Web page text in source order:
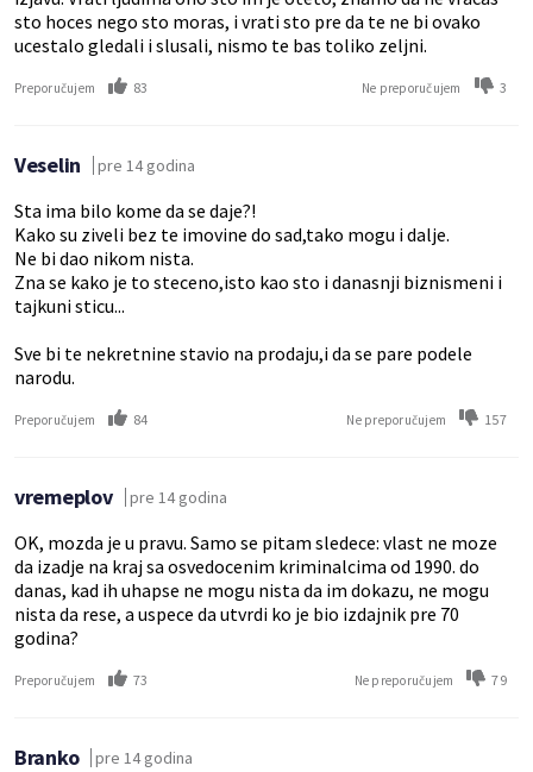
sto hoces nego sto moras, i vrati sto pre da te ne bi ovako
ucestalo gledali i slusali, nismo te bas toliko zeljni.
Preporučujem 83 Ne preporučujem 3
Veselin pre 14 godina
Sta ima bilo kome da se daje?!
Kako su ziveli bez te imovine do sad,tako mogu i dalje.
Ne bi dao nikom nista.
Zna se kako je to steceno,isto kao sto i danasnji biznismeni i
tajkuni sticu...
Sve bi te nekretnine stavio na prodaju,i da se pare podele
narodu.
Preporučujem 84 Ne preporučujem 157
vremeplov pre 14 godina
OK, mozda je u pravu. Samo se pitam sledece: vlast ne moze
da izadje na kraj sa osvedocenim kriminalcima od 1990. do
danas, kad ih uhapse ne mogu nista da im dokazu, ne mogu
nista da rese, a uspece da utvrdi ko je bio izdajnik pre 70
godina?
Preporučujem 73 Ne preporučujem 79
Branko pre 14 godina